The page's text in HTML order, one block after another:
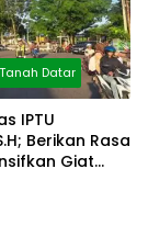
Datar
IPTU
Berikan Rasa
Giat